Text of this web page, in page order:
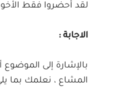
لقد أحضروا فقط
الاجابة :
بالإشارة إلى
المشاع ، نعلمك بما